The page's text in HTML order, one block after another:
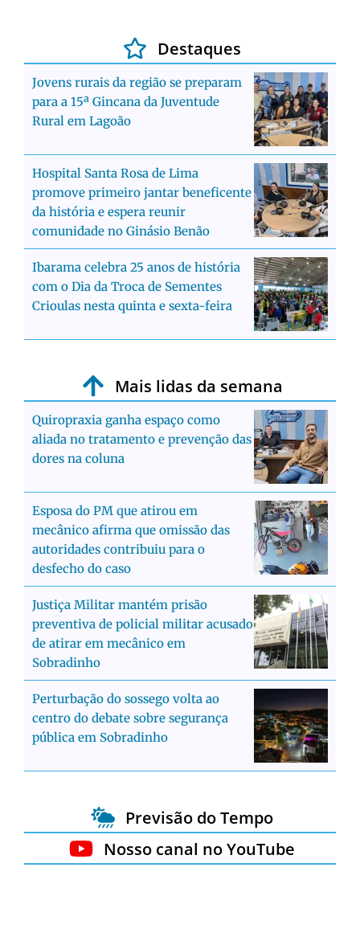
Destaques
Jovens rurais da região se preparam
para a 15ª Gincana da Juventude
Rural em Lagoão
Hospital Santa Rosa de Lima
promove primeiro jantar beneficente
da história e espera reunir
comunidade no Ginásio Benão
Ibarama celebra 25 anos de história
com o Dia da Troca de Sementes
Crioulas nesta quinta e sexta-feira
Mais lidas da semana
Quiropraxia ganha espaço como
aliada no tratamento e prevenção das
dores na coluna
Esposa do PM que atirou em
mecânico afirma que omissão das
autoridades contribuiu para o
desfecho do caso
Justiça Militar mantém prisão
preventiva de policial militar acusado
de atirar em mecânico em
Sobradinho
Perturbação do sossego volta ao
centro do debate sobre segurança
pública em Sobradinho
Previsão do Tempo
Nosso canal no YouTube